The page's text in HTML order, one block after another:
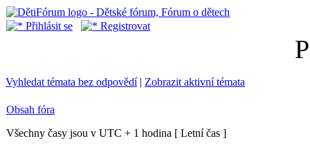
Přihlásit se Registrovat
Vyhledat témata bez odpovědí| Zobrazit aktivní témata
Obsah fóra
Všechny časy jsou v UTC + 1 hodina [ Letní čas ]